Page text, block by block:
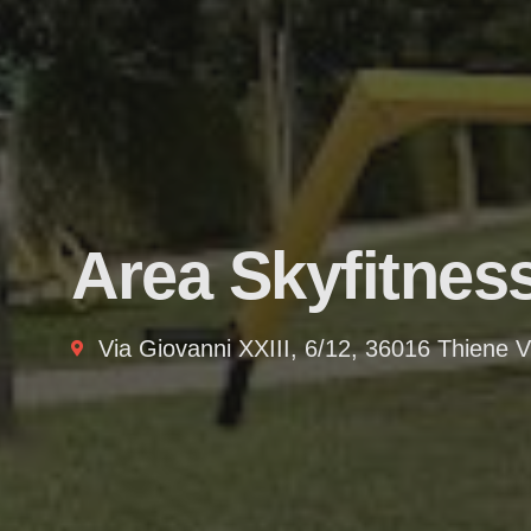
Area
Via Giovanni XXIII, 6/12, 36016 Thiene